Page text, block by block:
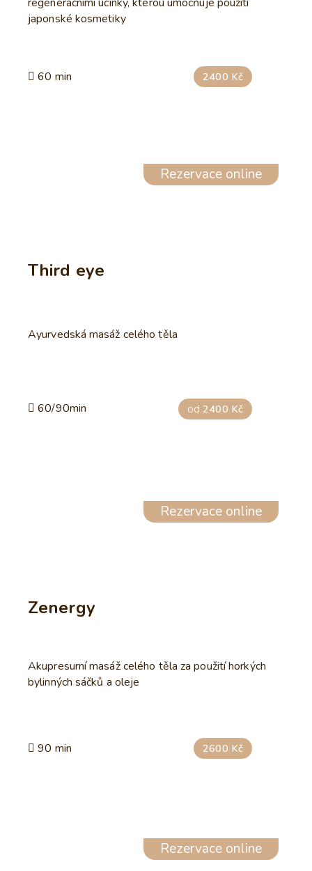
japonské kosmetiky
60 min 2400 Kč
Rezervace online
Third eye
Ayurvedská masáž celého těla
60/90min od 2400 Kč
Rezervace online
Zenergy
Akupresurní masáž celého těla za použití horkých
bylinných sáčků a oleje
90 min 2600 Kč
Rezervace online